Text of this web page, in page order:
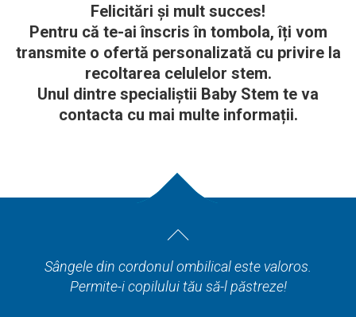
Felicitări și mult succes!
Pentru că te-ai înscris în tombola, îți vom
transmite o ofertă personalizată cu privire la
recoltarea celulelor stem.
Unul dintre specialiștii Baby Stem te va
contacta cu mai multe informații.
Sângele din cordonul ombilical este valoros.
Permite-i copilului tău să-l păstreze!